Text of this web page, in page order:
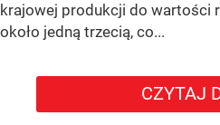
krajowej produkcji do wartości
około jedną trzecią, co...
CZYTAJ